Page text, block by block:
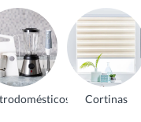
Cortinas